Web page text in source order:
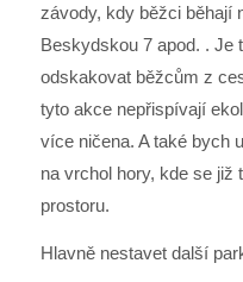
závody, kdy běžci běhají
Beskydskou 7 apod. . Je
odskakovat běžcům z
tyto akce nepřispívají
více ničena. A také bych
na vrchol hory, kde se již
prostoru.
Hlavně nestavet další